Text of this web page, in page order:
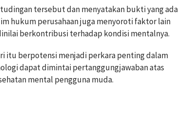
tersebut dan menyatakan bukti yang ada
hukum perusahaan juga menyoroti faktor lain
berkontribusi terhadap kondisi mentalnya.
itu berpotensi menjadi perkara penting dalam
dapat dimintai pertanggungjawaban atas
mental pengguna muda.